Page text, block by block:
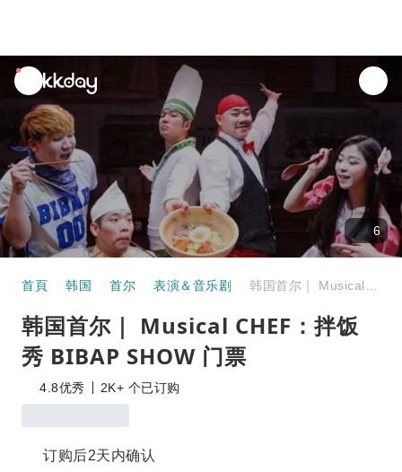
unread
notifications
6
首頁 韩国 首尔 表演＆音乐剧
韩国首尔｜ Musical CHEF：拌饭
秀 BIBAP SHOW 门票
4.8优秀 2K+ 个已订购
订购后2天内确认